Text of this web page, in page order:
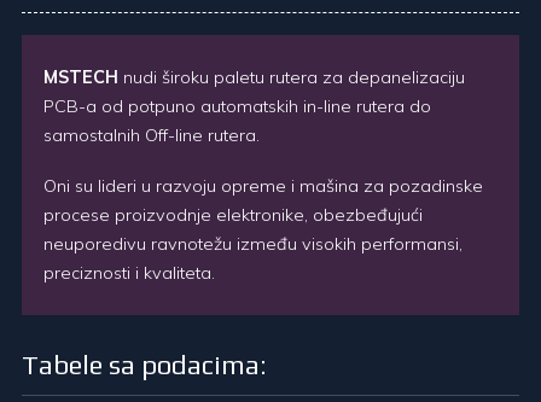
MSTECH nudi široku paletu rutera za depanelizaciju
PCB-a od potpuno automatskih in-line rutera do
samostalnih Off-line rutera.
Oni su lideri u razvoju opreme i mašina za pozadinske
procese proizvodnje elektronike, obezbeđujući
neuporedivu ravnotežu između visokih performansi,
preciznosti i kvaliteta.
Tabele sa podacima: